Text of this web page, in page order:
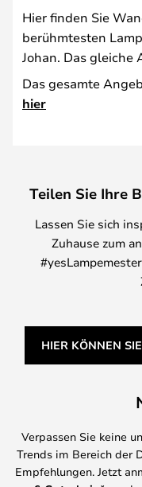
Hier finden Sie
berühmtesten
Johan. Das gleiche
Das gesamte
hier
Teilen Sie Ihre
Lassen Sie sich
Zuhause zum
HIER KÖNNEN
Verpassen Sie keine
Trends im Bereich der
Empfehlungen. Jetzt